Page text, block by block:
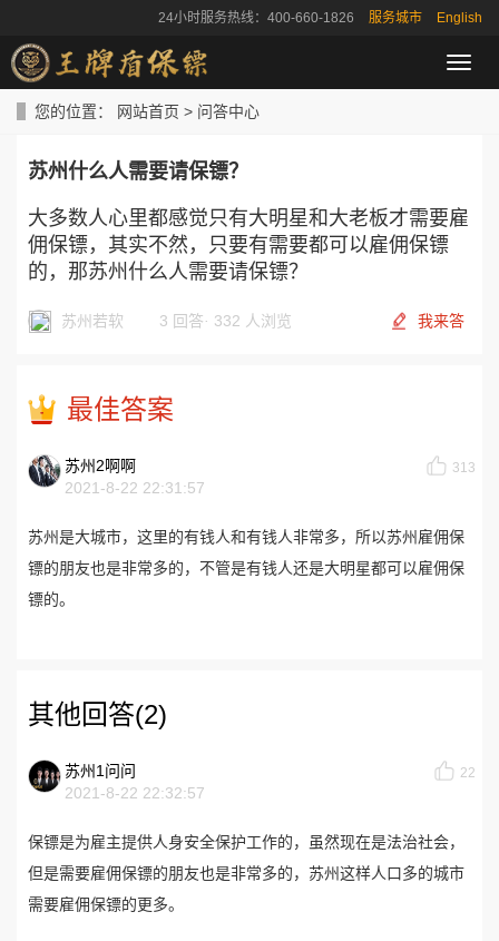
24小时服务热线：400-660-1826 服务城市 English
导
航
您的位置： 网站首页 > 问答中心
苏州什么人需要请保镖？
大多数人心里都感觉只有大明星和大老板才需要雇
佣保镖，其实不然，只要有需要都可以雇佣保镖
的，那苏州什么人需要请保镖？
苏州若软 3 回答· 332 人浏览 我来答
最佳答案
苏州2啊啊
2021-8-22 22:31:57
313
苏州是大城市，这里的有钱人和有钱人非常多，所以苏州雇佣保
镖的朋友也是非常多的，不管是有钱人还是大明星都可以雇佣保
镖的。
其他回答(2)
苏州1问问
2021-8-22 22:32:57
22
保镖是为雇主提供人身安全保护工作的，虽然现在是法治社会，
但是需要雇佣保镖的朋友也是非常多的，苏州这样人口多的城市
需要雇佣保镖的更多。